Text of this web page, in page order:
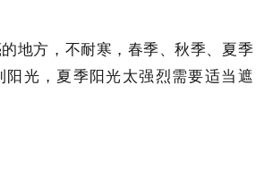
地方，不耐寒，春季、秋季、夏季
阳光，夏季阳光太强烈需要适当遮